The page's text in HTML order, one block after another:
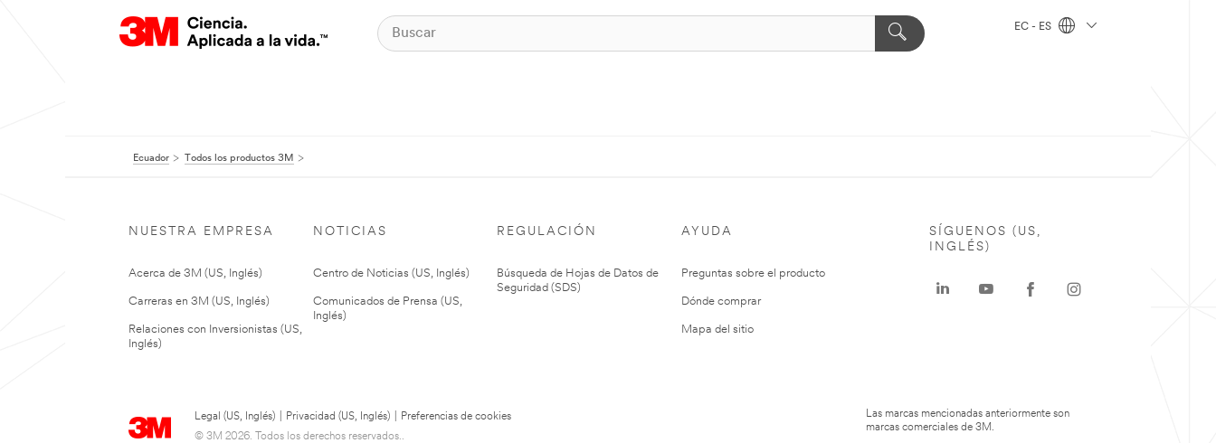
EC - ES
Ecuador Todos los productos 3M
NUESTRA EMPRESA
Acerca de 3M (US, Inglés)
Carreras en 3M (US, Inglés)
Relaciones con Inversionistas (US,
Inglés)
NOTICIAS
Centro de Noticias (US, Inglés)
Comunicados de Prensa (US,
Inglés)
REGULACIÓN
Búsqueda de Hojas de Datos de
Seguridad (SDS)
AYUDA
Preguntas sobre el producto
Dónde comprar
Mapa del sitio
Legal (US, Inglés) Privacidad (US, Inglés)
Preferencias de cookies
© 3M 2026. Todos los derechos reservados..
SÍGUENOS (US,
INGLÉS)
Las marcas mencionadas anteriormente son
marcas comerciales de 3M.